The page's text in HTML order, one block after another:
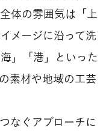
体の雰囲気は「上
メージに沿って洗
」「港」といった
素材や地域の工芸
なぐアプローチに